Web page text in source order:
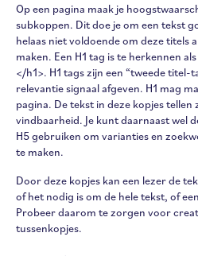
Op een pagina maak je
subkoppen. Dit doe je om een tekst
helaas niet voldoende om deze titels
maken. Een H1 tag is te herkennen
</h1>. H1 tags zijn een “tweede titel-
relevantie signaal afgeven. H1 mag
pagina. De tekst in deze kopjes
vindbaarheid. Je kunt daarnaast wel
H5 gebruiken om varianties en
te maken.
Door deze kopjes kan een lezer de
of het nodig is om de hele tekst, of
Probeer daarom te zorgen voor
tussenkopjes.